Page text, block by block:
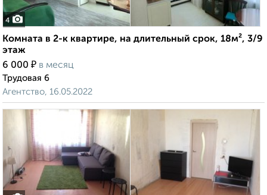
4
Комната в 2-к квартире, на длительный срок, 18м², 3/9
этаж
6 000 ₽ в месяц
Трудовая 6
Агентство, 16.05.2022